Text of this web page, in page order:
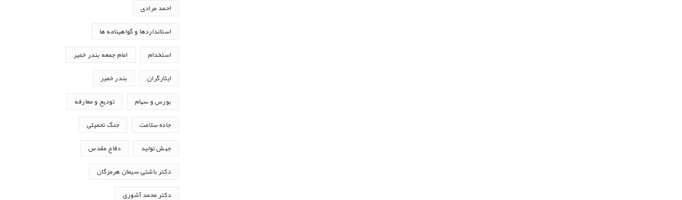
احمد مرادی
استانداردها و گواهینامه ها
استخدام امام جمعه بندر خمیر
ایثارگران بندر خمیر
بورس و سهام تودیع و معارفه
جاده سلامت جنگ تحمیلی
جهش تولید دفاع مقدس
دکتر باشتی سیمان هرمزگان
دکتر محمد آشوری